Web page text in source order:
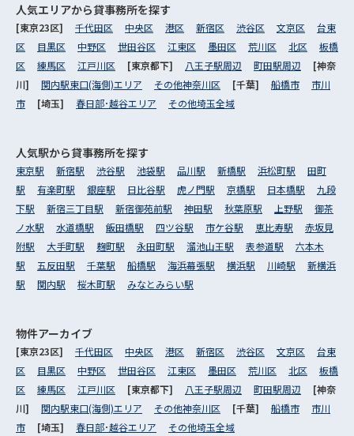
人気エリアから貸事務所を探す
[東京23区] 千代田区 中央区 港区 新宿区 渋谷区 文京区
台東
区
目黒区 中野区 世田谷区 江東区 墨田区 荒川区 北区
板橋
区
練馬区 江戸川区 [東京都下] 八王子駅周辺 町田駅周辺
[神奈
川] 関内駅東口(海側)エリア その他神奈川区 [千葉] 船橋市
市川
市
[埼玉] 春日部･越谷エリア その他埼玉全域
人気駅から貸事務所を探す
東京駅 新宿駅 渋谷駅 池袋駅 品川駅 新橋駅 浜松町駅
田町
駅
有楽町駅 銀座駅 日比谷駅 虎ノ門駅 京橋駅 日本橋駅
九段
下駅
新宿三丁目駅 新宿御苑前駅 神田駅 秋葉原駅 上野駅
御茶
ノ水駅
水道橋駅 飯田橋駅 四ツ谷駅 市ケ谷駅 恵比寿駅
赤坂見
附駅
大手町駅 麹町駅 永田町駅 溜池山王駅 表参道駅
六本木
駅
五反田駅 千葉駅 船橋駅 海浜幕張駅 横浜駅 川崎駅
新横浜
駅
関内駅 桜木町駅 みなとみらい駅
物件アーカイブ
[東京23区] 千代田区 中央区 港区 新宿区 渋谷区 文京区
台東
区
目黒区 中野区 世田谷区 江東区 墨田区 荒川区 北区
板橋
区
練馬区 江戸川区 [東京都下] 八王子駅周辺 町田駅周辺
[神奈
川] 関内駅東口(海側)エリア その他神奈川区 [千葉] 船橋市
市川
市
[埼玉] 春日部･越谷エリア その他埼玉全域